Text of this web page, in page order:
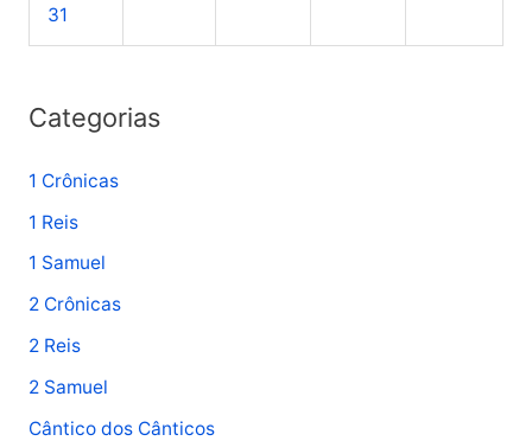
31
Categorias
1 Crônicas
1 Reis
1 Samuel
2 Crônicas
2 Reis
2 Samuel
Cântico dos Cânticos